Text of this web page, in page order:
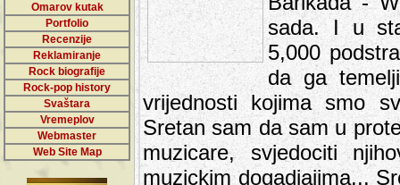
Omarov kutak
Portfolio
Recenzije
Reklamiranje
Rock biografije
Rock-pop history
Svaštara
Vremeplov
Webmaster
Web Site Map
sada. I u
5,000
da ga
vrijednosti kojima smo
Sretan sam da sam u
muzicare, svjedociti
muzickim dogadjajima...